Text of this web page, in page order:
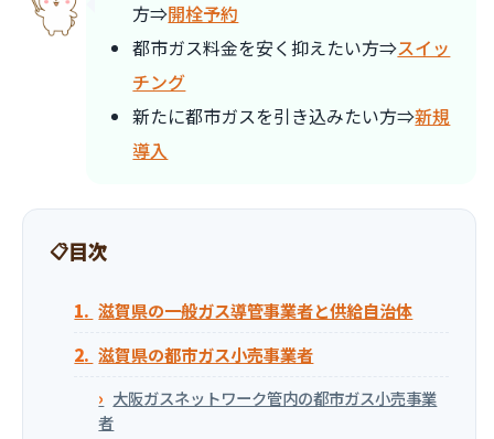
方⇒開栓予約
都市ガス料金を安く抑えたい方⇒スイッ
チング
新たに都市ガスを引き込みたい方⇒新規
導入
目次
滋賀県の一般ガス導管事業者と供給自治体
滋賀県の都市ガス小売事業者
大阪ガスネットワーク管内の都市ガス小売事業
者